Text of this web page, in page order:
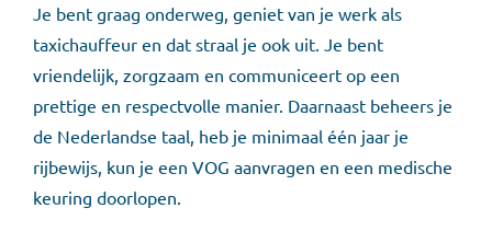
Je bent graag onderweg, geniet van je werk als
taxichauffeur en dat straal je ook uit. Je bent
vriendelijk, zorgzaam en communiceert op een
prettige en respectvolle manier. Daarnaast beheers je
de Nederlandse taal, heb je minimaal één jaar je
rijbewijs, kun je een VOG aanvragen en een medische
keuring doorlopen.